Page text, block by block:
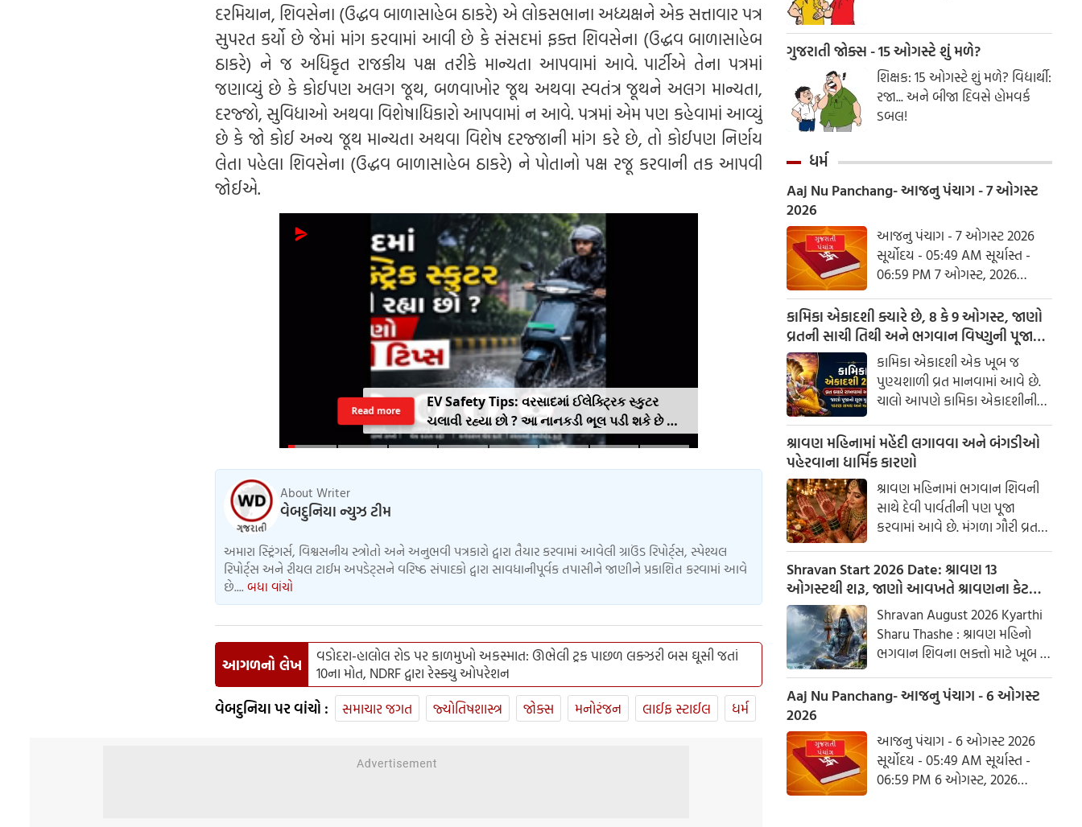
દરમિયાન, શિવસેના (ઉદ્ધવ બાળાસાહેબ ઠાકરે) એ લોકસભાના અધ્યક્ષને એક સત્તાવાર પત્ર
સુપરત કર્યો છે જેમાં માંગ કરવામાં આવી છે કે સંસદમાં ફક્ત શિવસેના (ઉદ્ધવ બાળાસાહેબ
ઠાકરે) ને જ અધિકૃત રાજકીય પક્ષ તરીકે માન્યતા આપવામાં આવે. પાર્ટીએ તેના પત્રમાં
જણાવ્યું છે કે કોઈપણ અલગ જૂથ, બળવાખોર જૂથ અથવા સ્વતંત્ર જૂથને અલગ માન્યતા,
દરજ્જો, સુવિધાઓ અથવા વિશેષાધિકારો આપવામાં ન આવે. પત્રમાં એમ પણ કહેવામાં આવ્યું
છે કે જો કોઈ અન્ય જૂથ માન્યતા અથવા વિશેષ દરજ્જાની માંગ કરે છે, તો કોઈપણ નિર્ણય
લેતા પહેલા શિવસેના (ઉદ્ધવ બાળાસાહેબ ઠાકરે) ને પોતાનો પક્ષ રજૂ કરવાની તક આપવી
જોઈએ.
EV Safety Tips: વરસાદમાં ઈલેક્ટ્રિક સ્કુટર
ચલાવી રહ્યા છો ? આ નાનકડી ભૂલ પડી શકે છે ભારે
.. જાણો સેફ્ટી ટિપ્સ
Read more
About Writer
વેબદુનિયા ન્યુઝ ટીમ
અમારા સ્ટ્રિંગર્સ, વિશ્વસનીય સ્ત્રોતો અને અનુભવી પત્રકારો દ્વારા તૈયાર કરવામાં આવેલી ગ્રાઉંડ રિપોર્ટ્સ, સ્પેશ્યલ
રિપોર્ટ્સ અને રીયલ ટાઈમ અપડેટ્સને વરિષ્ઠ સંપાદકો દ્વારા સાવધાનીપૂર્વક તપાસીને જાણીને પ્રકાશિત કરવામાં આવે
છે.... બધા વાંચો
આગળનો લેખ
વડોદરા-હાલોલ રોડ પર કાળમુખો અકસ્માત: ઊભેલી ટ્રક પાછળ લક્ઝરી બસ ઘૂસી જતાં
10ના મોત, NDRF દ્વારા રેસ્ક્યુ ઓપરેશન
વેબદુનિયા પર વાંચો : સમાચાર જગત જ્યોતિષશાસ્ત્ર જોક્સ મનોરંજન લાઈફ સ્ટાઈલ ધર્મ
ગુજરાતી જોક્સ - 15 ઓગસ્ટે શું મળે?
શિક્ષક: 15 ઓગસ્ટે શું મળે? વિદ્યાર્થી:
રજા... અને બીજા દિવસે હોમવર્ક
ડબલ!
ધર્મ
Aaj Nu Panchang- આજનુ પંચાગ - 7 ઓગસ્ટ
2026
આજનુ પંચાગ - 7 ઓગસ્ટ 2026
સૂર્યોદય - 05:49 AM સૂર્યાસ્ત -
06:59 PM 7 ઓગસ્ટ, 2026
શુક્રવાર આષાઢ વદ નોમ - વિક્રમ
સંવત 2082
કામિકા એકાદશી ક્યારે છે, 8 કે 9 ઓગસ્ટ, જાણો
વ્રતની સાચી તિથી અને ભગવાન વિષ્ણુની પૂજાનું
શુભ મુહૂર્ત
કામિકા એકાદશી એક ખૂબ જ
પુણ્યશાળી વ્રત માનવામાં આવે છે.
ચાલો આપણે કામિકા એકાદશીની
ચોક્કસ તારીખ અને આ દિવસે પૂજા
કરવાનો શુભ સમય જાણીએ.
શ્રાવણ મહિનામાં મહેંદી લગાવવા અને બંગડીઓ
પહેરવાના ધાર્મિક કારણો
શ્રાવણ મહિનામાં ભગવાન શિવની
સાથે દેવી પાર્વતીની પણ પૂજા
કરવામાં આવે છે. મંગળા ગૌરી વ્રત
અને હરિયાળી તીજ જેવા પ્રસંગોએ
મહેંદી લગાવવી અને લીલા રંગના
કપડાં પહેરવા એ પતિના લાંબા
માટે શુભ માનવામાં આવે છે.
આપણી પરંપરાઓમાં, સ્ત્રીઓને
પ્રકૃતિનું સ્વરૂપ માનવામાં આવે છે.
Shravan Start 2026 Date: શ્રાવણ 13
ઓગસ્ટથી શરૂ, જાણો આવખતે શ્રાવણના કેટલા
સોમવાર રહેશે
Shravan August 2026 Kyarthi
Sharu Thashe : શ્રાવણ મહિનો
ભગવાન શિવના ભક્તો માટે ખૂબ જ
ખાસ છે. આ મહિનામાં ભગવાન
શિવની પૂજા કરવાથી ઈચ્છાઓ
ઝડપથી પૂર્ણ થાય છે. ધાર્મિક
માન્યતાઓ અનુસાર, ભગવાન શિવે
આ મહિનામાં દેવી પાર્વતીને પોતાની
પત્ની તરીકે સ્વીકાર્યા હતા. ચાલો
જાણીએ કે આ વર્ષે શ્રાવણમાં કેટલા
Aaj Nu Panchang- આજનુ પંચાગ - 6 ઓગસ્ટ
2026
આજનુ પંચાગ - 6 ઓગસ્ટ 2026
સૂર્યોદય - 05:49 AM સૂર્યાસ્ત -
06:59 PM 6 ઓગસ્ટ, 2026